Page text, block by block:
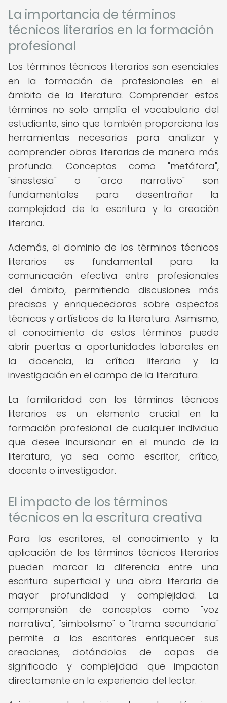
La importancia de términos
técnicos literarios en la formación
profesional
Los términos técnicos literarios son esenciales
en la formación de profesionales en el
ámbito de la literatura. Comprender estos
términos no solo amplía el vocabulario del
estudiante, sino que también proporciona las
herramientas necesarias para analizar y
comprender obras literarias de manera más
profunda. Conceptos como "metáfora",
"sinestesia" o "arco narrativo" son
fundamentales para desentrañar la
complejidad de la escritura y la creación
literaria.
Además, el dominio de los términos técnicos
literarios es fundamental para la
comunicación efectiva entre profesionales
del ámbito, permitiendo discusiones más
precisas y enriquecedoras sobre aspectos
técnicos y artísticos de la literatura. Asimismo,
el conocimiento de estos términos puede
abrir puertas a oportunidades laborales en
la docencia, la crítica literaria y la
investigación en el campo de la literatura.
La familiaridad con los términos técnicos
literarios es un elemento crucial en la
formación profesional de cualquier individuo
que desee incursionar en el mundo de la
literatura, ya sea como escritor, crítico,
docente o investigador.
El impacto de los términos
técnicos en la escritura creativa
Para los escritores, el conocimiento y la
aplicación de los términos técnicos literarios
pueden marcar la diferencia entre una
escritura superficial y una obra literaria de
mayor profundidad y complejidad. La
comprensión de conceptos como "voz
narrativa", "simbolismo" o "trama secundaria"
permite a los escritores enriquecer sus
creaciones, dotándolas de capas de
significado y complejidad que impactan
directamente en la experiencia del lector.